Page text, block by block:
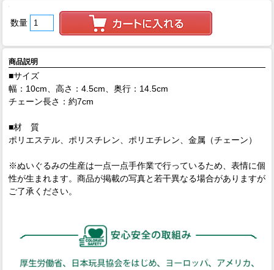
数量
商品説明
■サイズ
幅：10cm、高さ：4.5cm、奥行：14.5cm
チェーン長さ：約7cm
■材 質
ポリエステル、ポリスチレン、ポリエチレン、金属（チェーン）
※ぬいぐるみの生産は一点一点手作業で行っているため、表情に個
性が生まれます。商品が掲載の写真と若干異なる場合がありますが
ご了承ください。